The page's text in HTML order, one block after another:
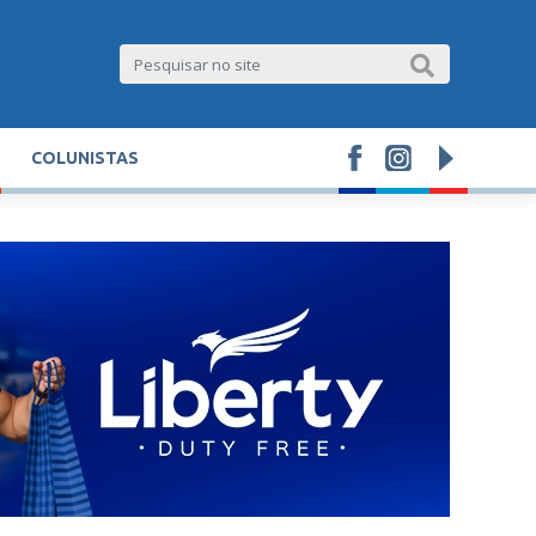
COLUNISTAS